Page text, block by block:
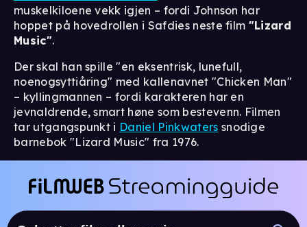
muskelkiloene vekk igjen – fordi Johnson har
hoppet på hovedrollen i Safdies neste film "Lizard
Music".
Der skal han spille "en eksentrisk, lunefull,
noenogsyttiåring" med kallenavnet "Chicken Man"
– kyllingmannen – fordi karakteren har en
jevnaldrende, smart høne som bestevenn. Filmen
tar utgangspunkt i Daniel Pinkwaters snodige
barnebok "Lizard Music" fra 1976.